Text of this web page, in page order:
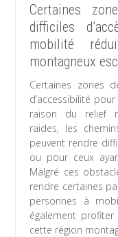
Certaines
difficiles
mobilité
montagneux
Certaines zones
d’accessibilité
raison du relief
raides, les
peuvent rendre
ou pour ceux
Malgré ces
rendre certaines
personnes à
également
cette région